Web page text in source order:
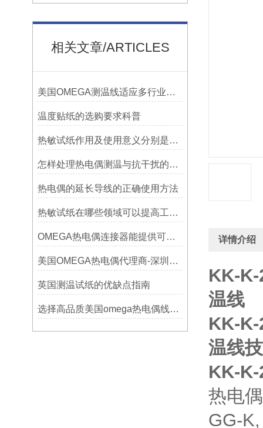
相关文章/ARTICLES
美国OMEGA测温线适应多行业需求
温度贴纸的选购要求科普
热敏试纸作用及使用意义分别是什么？
怎样处理热电偶测温与抗干扰的问题
热电偶的延长导线的正确使用方法
热敏试纸在哪些领域可以提高工作效率？
OMEGA热电偶连接器能提供可靠的信号传输
美国OMEGA热电偶代理商-深圳鑫博恒业-热电偶测温感温线和插头插座连接器
英国测温试纸的优缺点指南
选择高品质美国omega热电偶线的要点？
详情介绍
KK-
温线
KK-
温线
KK-
热电
GG-